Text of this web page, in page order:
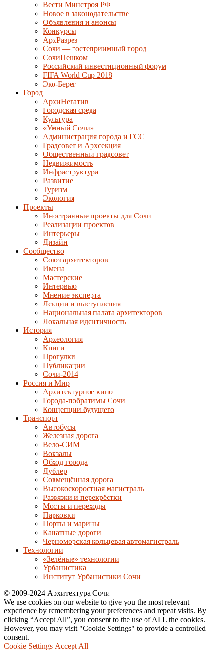
Вести Минстроя РФ
Новое в законодательстве
Объявления и анонсы
Конкурсы
АрхРазрез
Сочи — гостеприимный город
СочиПешком
Российский инвестиционный форум
FIFA World Cup 2018
Эко-Берег
Город
АрхиНегатив
Городская среда
Культура
«Умный Сочи»
Администрация города и ГСС
Градсовет и Архсекция
Общественный градсовет
Недвижимость
Инфраструктура
Развитие
Туризм
Экология
Проекты
Иностранные проекты для Сочи
Реализации проектов
Интерьеры
Дизайн
Сообщество
Союз архитекторов
Имена
Мастерские
Интервью
Мнение эксперта
Лекции и выступления
Национальная палата архитекторов
Локальная идентичность
История
Археология
Книги
Прогулки
Публикации
Сочи-2014
Россия и Мир
Архитектурное кино
Города-побратимы Сочи
Концепции будущего
Транспорт
Автобусы
Железная дорога
Вело-СИМ
Вокзалы
Обход города
Дублер
Совмещённая дорога
Высокоскоростная магистраль
Развязки и перекрёстки
Мосты и переходы
Парковки
Порты и марины
Канатные дороги
Черноморская кольцевая автомагистраль
Технологии
«Зелёные» технологии
Урбанистика
Институт Урбанистики Сочи
© 2009-2024 Архитектура Сочи
We use cookies on our website to give you the most relevant
experience by remembering your preferences and repeat visits. By
clicking “Accept All”, you consent to the use of ALL the cookies.
However, you may visit "Cookie Settings" to provide a controlled
consent.
Cookie Settings Accept All